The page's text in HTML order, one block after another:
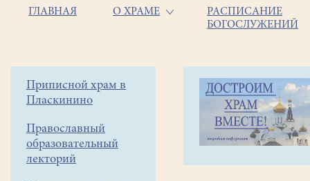
Основная
ГЛАВНАЯ О ХРАМЕ
РАСПИСАНИЕ
БОГОСЛУЖЕНИЙ
Боковое
меню
Приписной храм в
Пласкинино
Православный
образовательный
лекторий
Строка
навигации
Объявления